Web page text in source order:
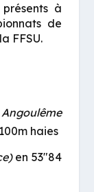
à
de
FFSU.
haies
en 53″84